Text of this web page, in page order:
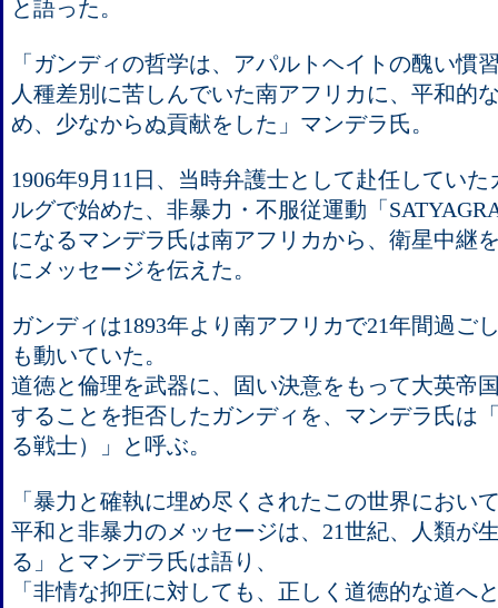
と語った。
「ガンディの哲学は、アパルトヘイトの醜い慣
人種差別に苦しんでいた南アフリカに、平和的
め、少なからぬ貢献をした」マンデラ氏。
1906年9月11日、当時弁護士として赴任してい
ルグで始めた、非暴力・不服従運動「
になるマンデラ氏は南アフリカから、衛星中継
にメッセージを伝えた。
ガンディは1893年より南アフリカで21年間過ご
も動いていた。
道徳と倫理を武器に、固い決意をもって大英帝
することを拒否したガンディを、マンデラ氏は
る戦士）」と呼ぶ。
「暴力と確執に埋め尽くされたこの世界におい
平和と非暴力のメッセージは、21世紀、人類が
る」とマンデラ氏は語り、
「非情な抑圧に対しても、正しく道徳的な道へ